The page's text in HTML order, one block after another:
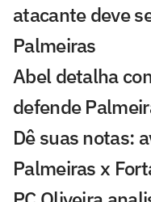
atacante deve
Palmeiras
Abel detalha
defende
Dê suas notas:
Palmeiras x